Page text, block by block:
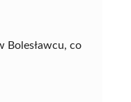
Bolesławcu, co